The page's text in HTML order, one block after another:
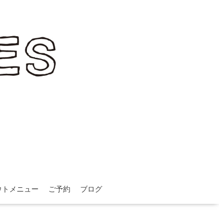
トメニュー ご予約 ブログ